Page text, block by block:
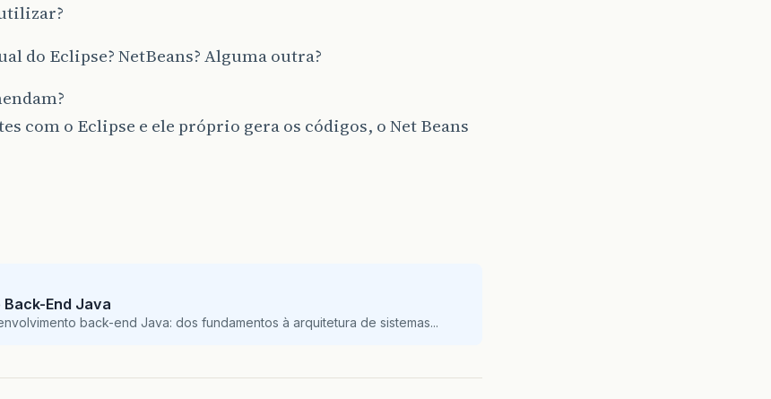
do Eclipse? NetBeans? Alguma outra?
com o Eclipse e ele próprio gera os códigos, o Net Beans
End Java
back-end Java: dos fundamentos à arquitetura de sistemas...